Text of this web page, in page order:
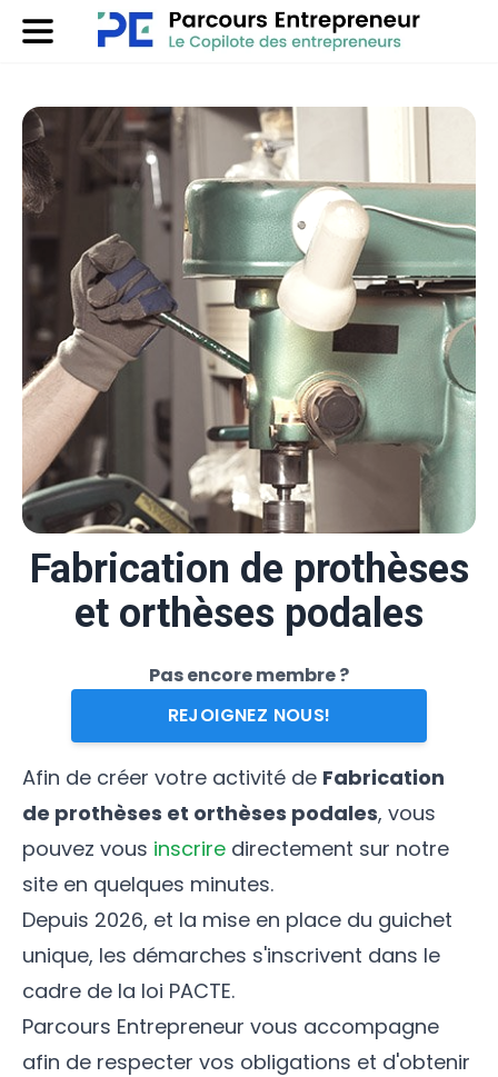
Fabrication de prothèses
et orthèses podales
Pas encore membre ?
REJOIGNEZ NOUS!
Afin de créer votre activité de Fabrication
de prothèses et orthèses podales, vous
pouvez vous inscrire directement sur notre
site en quelques minutes.
Depuis 2026, et la mise en place du guichet
unique, les démarches s'inscrivent dans le
cadre de la loi PACTE.
Parcours Entrepreneur vous accompagne
afin de respecter vos obligations et d'obtenir